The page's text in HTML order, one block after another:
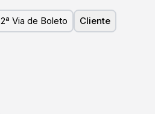
2ª Via de Boleto Cliente